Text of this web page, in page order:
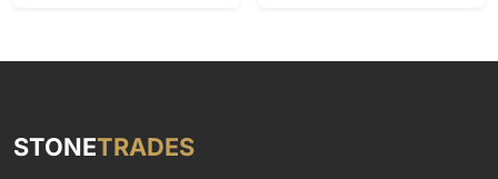
STONETRADES